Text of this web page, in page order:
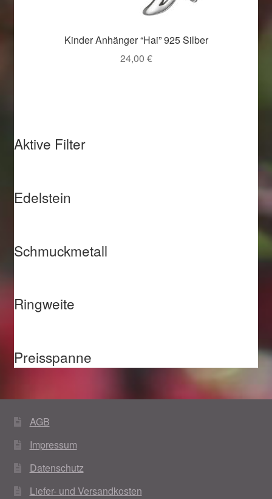
Kinder Anhänger “Hai” 925 Silber
24,00 €
Aktive Filter
Edelstein
Schmuckmetall
Ringweite
Preisspanne
AGB
Impressum
Datenschutz
Liefer- und Versandkosten